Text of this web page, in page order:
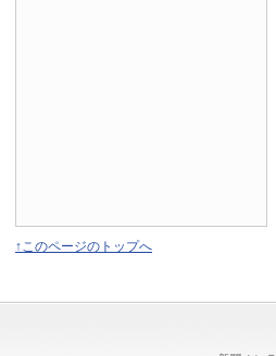
↑このページのトップへ